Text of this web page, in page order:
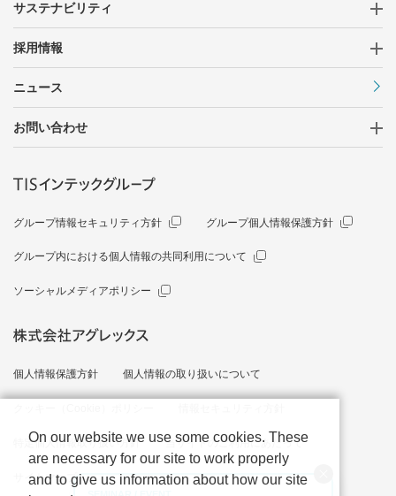
サステナビリティ
採用情報
ニュース
お問い合わせ
グループ情報セキュリティ方針 グループ個人情報保護方針
グループ内における個人情報の共同利用について
ソーシャルメディアポリシー
個人情報保護方針 個人情報の取り扱いについて
特定個人情報取り扱い方針 当サイトのご利用にあたって
サイトマップ
On our website we use some cookies. These
are necessary for our site to work properly
and to give us information about how our site